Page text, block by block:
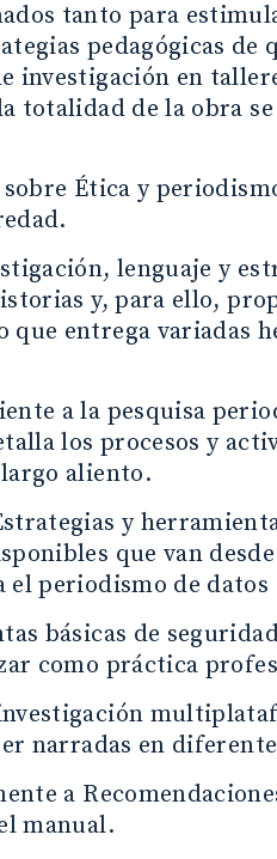
tanto para
pedagógicas de
investigación en
totalidad de la obra
Ética y
lenguaje y
y, para ello,
entrega variadas
a la pesquisa
los procesos y
aliento.
y
que van
el periodismo de
básicas de
como práctica
narradas en
a
manual.